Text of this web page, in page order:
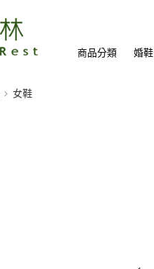
商品分類 婚
女鞋